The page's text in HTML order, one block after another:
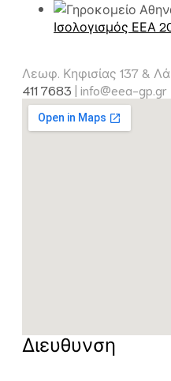
Ισολογισμός ΕΕΑ
Λεωφ. Κηφισίας 137 &
411 7683 | info@eea-gp.gr
Διευθυνση